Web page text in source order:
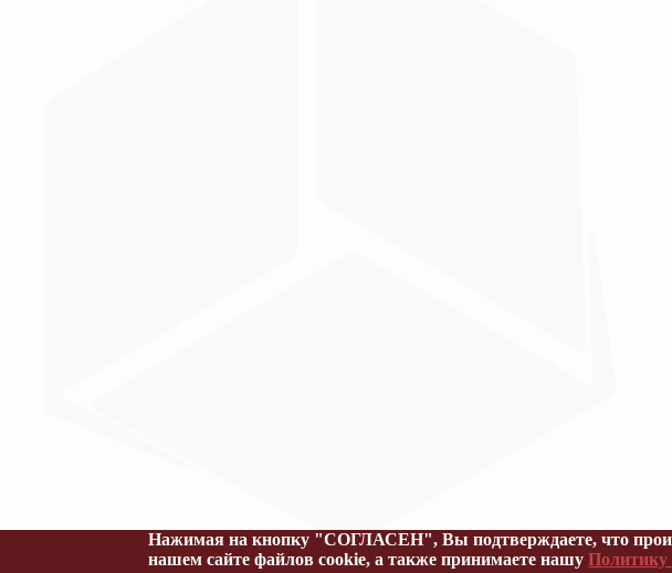
Нажимая на кнопку "СОГЛАСЕН", Вы подтверждаете, что
нашем сайте файлов cookie, а также принимаете нашуПолитику